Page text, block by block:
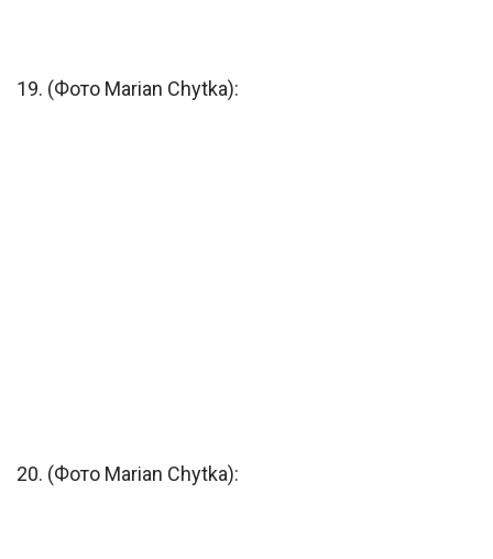
19. (Фото Marian Chytka):
20. (Фото Marian Chytka):